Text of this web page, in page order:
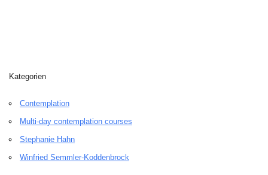
Kategorien
Contemplation
Multi-day contemplation courses
Stephanie Hahn
Winfried Semmler-Koddenbrock